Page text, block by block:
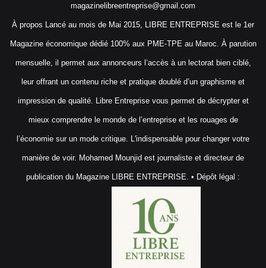
magazinelibreentreprise@gmail.com
À propos Lancé au mois de Mai 2015, LIBRE ENTREPRISE est le 1er
Magazine économique dédié 100% aux PME-TPE au Maroc. À parution
mensuelle, il permet aux annonceurs l’accès à un lectorat bien ciblé,
leur offrant un contenu riche et pratique doublé d’un graphisme et
impression de qualité. Libre Entreprise vous permet de décrypter et
mieux comprendre le monde de l’entreprise et les rouages de
l’économie sur un mode critique. L'indispensable pour changer votre
manière de voir. Mohamed Mounjid est journaliste et directeur de
publication du Magazine LIBRE ENTREPRISE. • Dépôt légal :